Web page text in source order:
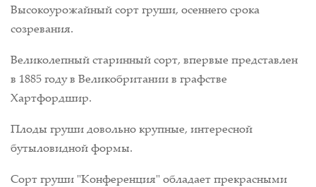
Высокоурожайный сорт груши, осеннего срока
созревания.
Великолепный старинный сорт, впервые представлен
в 1885 году в Великобритании в графстве
Хартфордшир.
Плоды груши довольно крупные, интересной
бутыловидной формы.
Сорт груши "Конференция" обладает прекрасными